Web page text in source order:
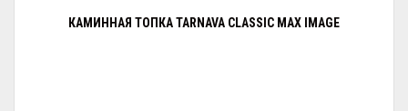
КАМИННАЯ ТОПКА TARNAVA CLASSIC MAX IMAGE